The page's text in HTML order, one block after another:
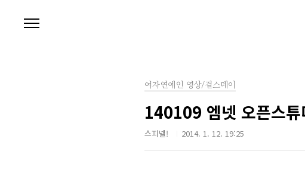
여자연예인 영상/걸스데이
140109 엠넷 오픈스
스피넬! 2014. 1. 12. 19:25